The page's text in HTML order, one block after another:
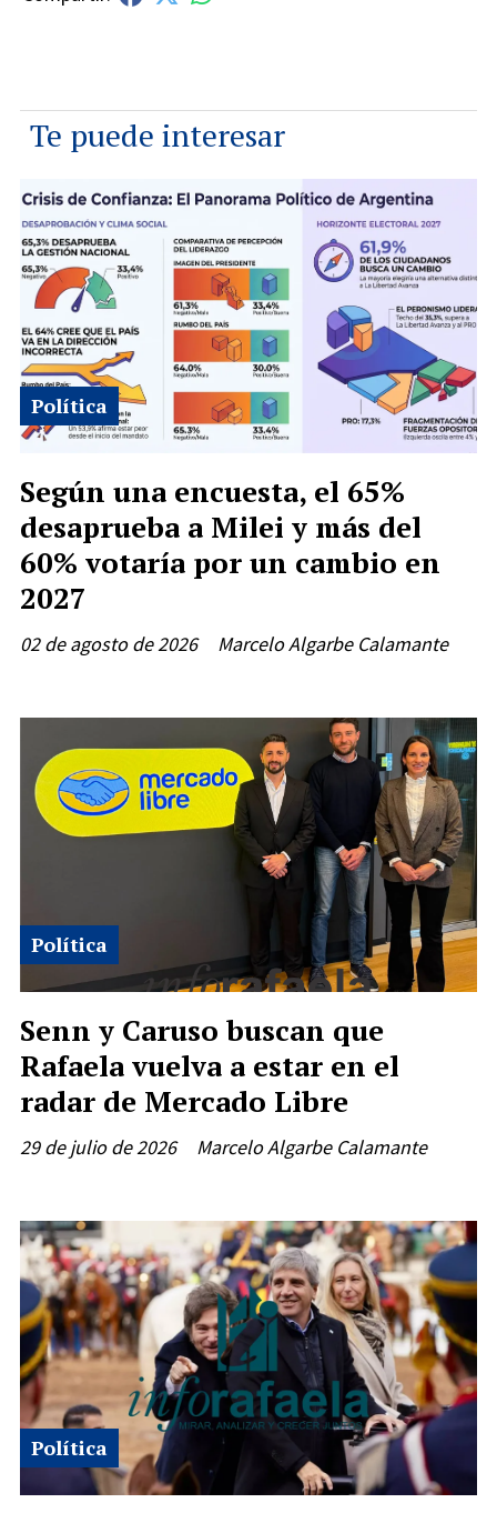
Te puede interesar
Según una encuesta, el 65%
desaprueba a Milei y más del
60% votaría por un cambio en
2027
Marcelo Algarbe Calamante
Política
02 de agosto de 2026
Senn y Caruso buscan que
Rafaela vuelva a estar en el
radar de Mercado Libre
Marcelo Algarbe Calamante
Política
29 de julio de 2026
Política